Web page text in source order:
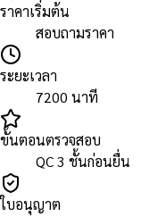
ราคาเริ่มต้น
สอบถามราคา
ระยะเวลา
7200 นาที
ขั้นตอนตรวจสอบ
QC 3 ชั้นก่อนยื่น
ใบอนุญาต